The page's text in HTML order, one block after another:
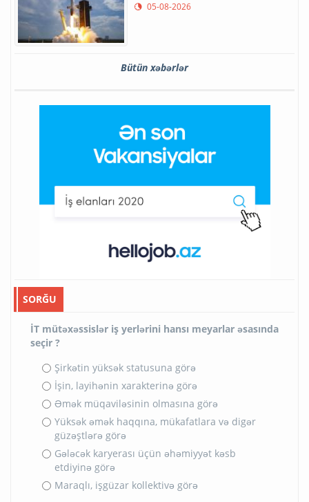
05-08-2026
Bütün xəbərlər
SORĞU
İT mütəxəssislər iş yerlərini hansı meyarlar əsasında
seçir ?
Şirkətin yüksək statusuna görə
İşin, layihənin xarakterinə görə
Əmək müqaviləsinin olmasına görə
Yüksək əmək haqqına, mükafatlara və digər
güzəştlərə görə
Gələcək karyerası üçün əhəmiyyət kəsb
etdiyinə görə
Maraqlı, işgüzar kollektivə görə